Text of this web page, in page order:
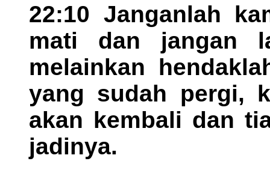
22:10 Janganlah
mati dan jangan
melainkan
yang sudah pergi,
akan kembali dan
jadinya.